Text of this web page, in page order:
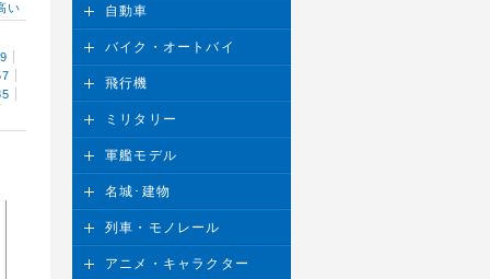
い 自動車
バイク・オートバイ
飛行機
ミリタリー
軍艦モデル
名城･建物
列車・モノレール
アニメ・キャラクター